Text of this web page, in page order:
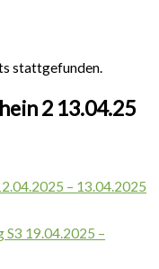
stattgefunden.
2 13.04.25
– 13.04.2025
19.04.2025 –